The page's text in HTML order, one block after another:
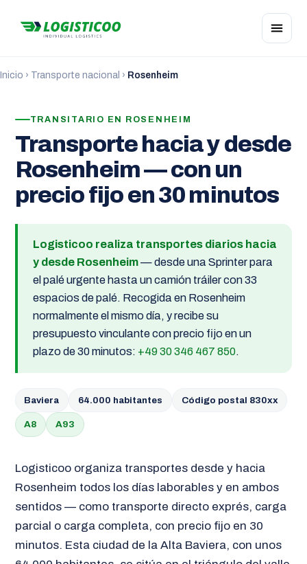
Inicio › Transporte nacional › Rosenheim
TRANSITARIO EN ROSENHEIM
Transporte hacia y desde
Rosenheim — con un
precio fijo en 30 minutos
Logisticoo realiza transportes diarios hacia
y desde Rosenheim— desde una Sprinter para
el palé urgente hasta un camión tráiler con 33
espacios de palé. Recogida en Rosenheim
normalmente el mismo día, y recibe su
presupuesto vinculante con precio fijo en un
plazo de 30 minutos: +49 30 346 467 850.
Baviera 64.000 habitantes Código postal 830xx
A8 A93
Logisticoo organiza transportes desde y hacia
Rosenheim todos los días laborables y en ambos
sentidos — como transporte directo exprés, carga
parcial o carga completa, con precio fijo en 30
minutos. Esta ciudad de la Alta Baviera, con unos